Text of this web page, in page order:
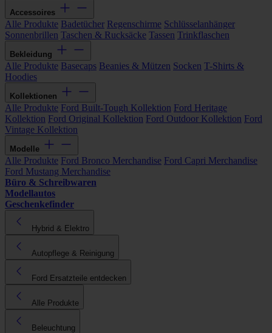
Accessoires
Alle Produkte Badetücher Regenschirme Schlüsselanhänger
Sonnenbrillen Taschen & Rucksäcke Tassen Trinkflaschen
Bekleidung
Alle Produkte Basecaps Beanies & Mützen Socken T-Shirts &
Hoodies
Kollektionen
Alle Produkte Ford Built-Tough Kollektion Ford Heritage
Kollektion Ford Original Kollektion Ford Outdoor Kollektion Ford
Vintage Kollektion
Modelle
Alle Produkte Ford Bronco Merchandise Ford Capri Merchandise
Ford Mustang Merchandise
Büro & Schreibwaren
Modellautos
Geschenkefinder
Hybrid & Elektro
Autopflege & Reinigung
Ford Ersatzteile entdecken
Alle Produkte
Beleuchtung